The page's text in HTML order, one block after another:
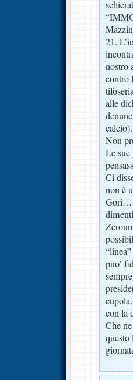
21.
nostro
contro
alle
calcio).
Non
Le
Ci
non è
puo’
con la
Che
questo